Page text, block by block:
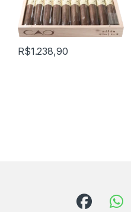
R$1.238,90